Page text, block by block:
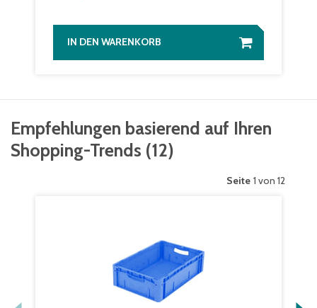
IN DEN WARENKORB
Empfehlungen basierend auf Ihren
Shopping-Trends (12)
Seite 1 von 12